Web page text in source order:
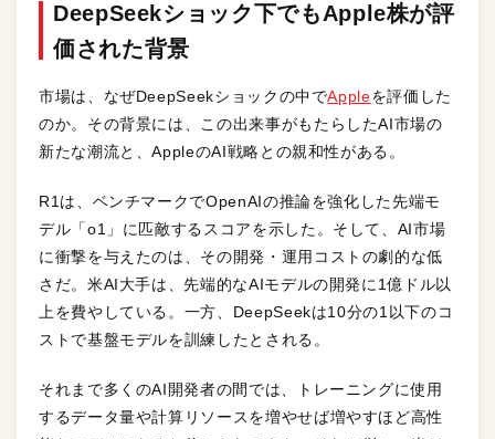
DeepSeekショック下でもApple株が評
価された背景
市場は、なぜDeepSeekショックの中でAppleを評価した
のか。その背景には、この出来事がもたらしたAI市場の
新たな潮流と、AppleのAI戦略との親和性がある。
R1は、ベンチマークでOpenAIの推論を強化した先端モ
デル「o1」に匹敵するスコアを示した。そして、AI市場
に衝撃を与えたのは、その開発・運用コストの劇的な低
さだ。米AI大手は、先端的なAIモデルの開発に1億ドル以
上を費やしている。一方、DeepSeekは10分の1以下のコ
ストで基盤モデルを訓練したとされる。
それまで多くのAI開発者の間では、トレーニングに使用
するデータ量や計算リソースを増やせば増やすほど高性